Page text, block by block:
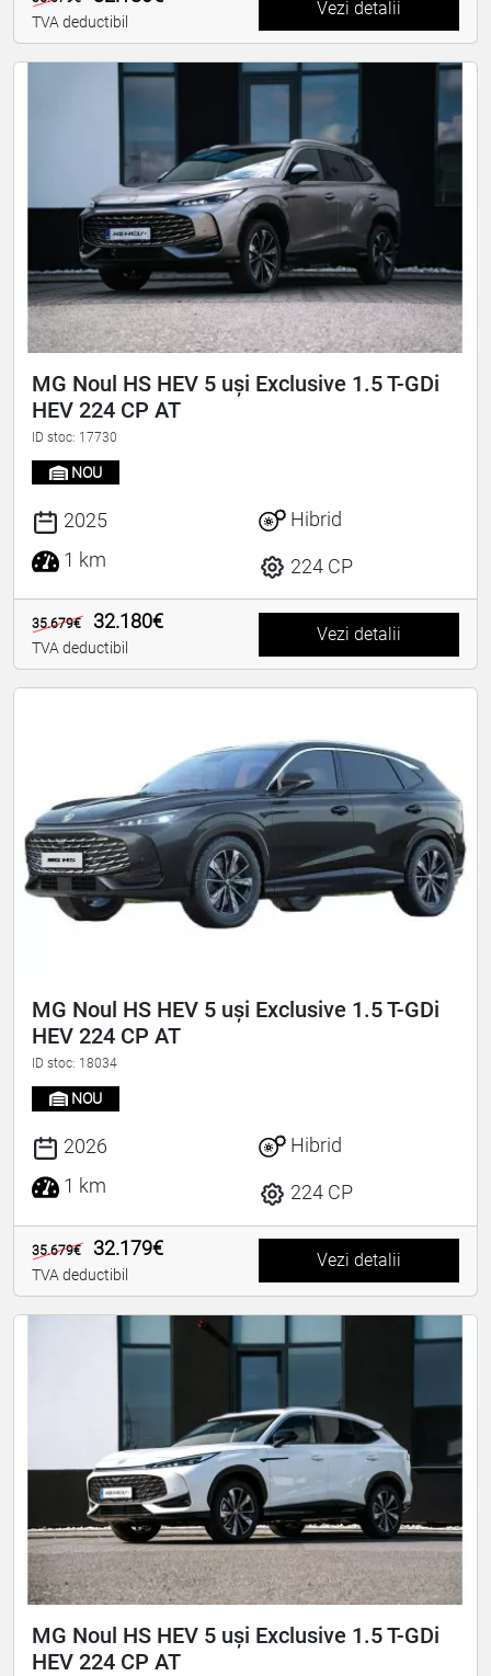
TVA deductibil
Vezi detalii
MG Noul HS HEV 5 uși Exclusive 1.5 T-GDi
HEV 224 CP AT
ID stoc: 17730
NOU
2025
1 km
Hibrid
224 CP
35.679€ 32.180€
TVA deductibil
Vezi detalii
MG Noul HS HEV 5 uși Exclusive 1.5 T-GDi
HEV 224 CP AT
ID stoc: 18034
NOU
2026
1 km
Hibrid
224 CP
35.679€ 32.179€
TVA deductibil
Vezi detalii
MG Noul HS HEV 5 uși Exclusive 1.5 T-GDi
HEV 224 CP AT